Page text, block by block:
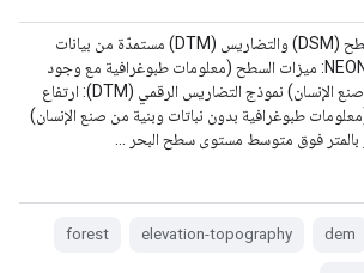
نماذج رقمية للسطح (DSM) والتضاريس (DTM) مستمدّة من بيانات
NEON LiDAR. DSM: ميزات السطح (معلومات طبوغرافية مع وجود
نباتات وبنى من صنع الإنسان) نموذج التضاريس الرقمي (DTM): ارتفاع
طبوغرافية بدون نباتات وبنية من صنع الإنسان)
فوق متوسط مستوى سطح البحر …
dem
elevation-topography
forest